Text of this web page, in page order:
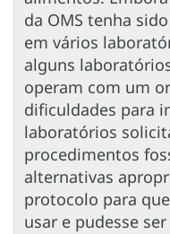
da OMS tenha
em vários
alguns
operam com um
dificuldades para
laboratórios
procedimentos
alternativas
protocolo para
usar e pudesse